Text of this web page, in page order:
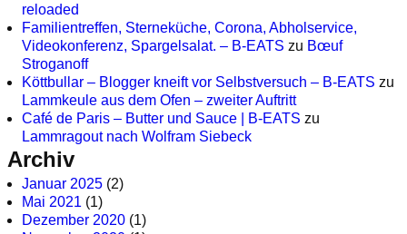
reloaded
Familientreffen, Sterneküche, Corona, Abholservice,
Videokonferenz, Spargelsalat. – B-EATS zu Bœuf
Stroganoff
Köttbullar – Blogger kneift vor Selbstversuch – B-EATS zu
Lammkeule aus dem Ofen – zweiter Auftritt
Café de Paris – Butter und Sauce | B-EATS zu
Lammragout nach Wolfram Siebeck
Archiv
Januar 2025 (2)
Mai 2021 (1)
Dezember 2020 (1)